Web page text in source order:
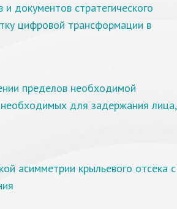
документов стратегического
цифровой трансформации в
пределов необходимой
для задержания лица,
асимметрии крыльевого отсека с